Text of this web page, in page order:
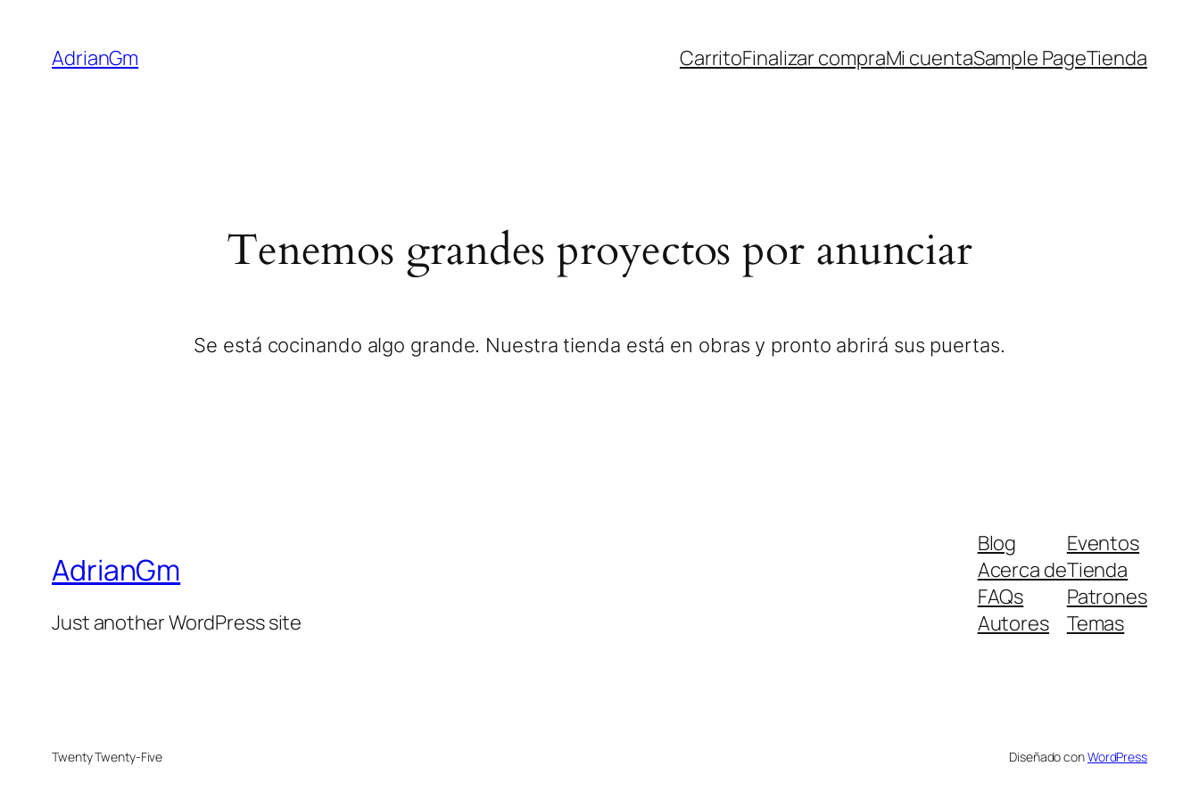
AdrianGm CarritoFinalizar compraMi cuentaSample PageTienda
Tenemos grandes proyectos por anunciar
Se está cocinando algo grande. Nuestra tienda está en obras y pronto abrirá sus puertas.
AdrianGm
Just another WordPress site
Blog
Acerca de
FAQs
Autores
Eventos
Tienda
Patrones
Temas
Twenty Twenty-Five Diseñado conWordPress